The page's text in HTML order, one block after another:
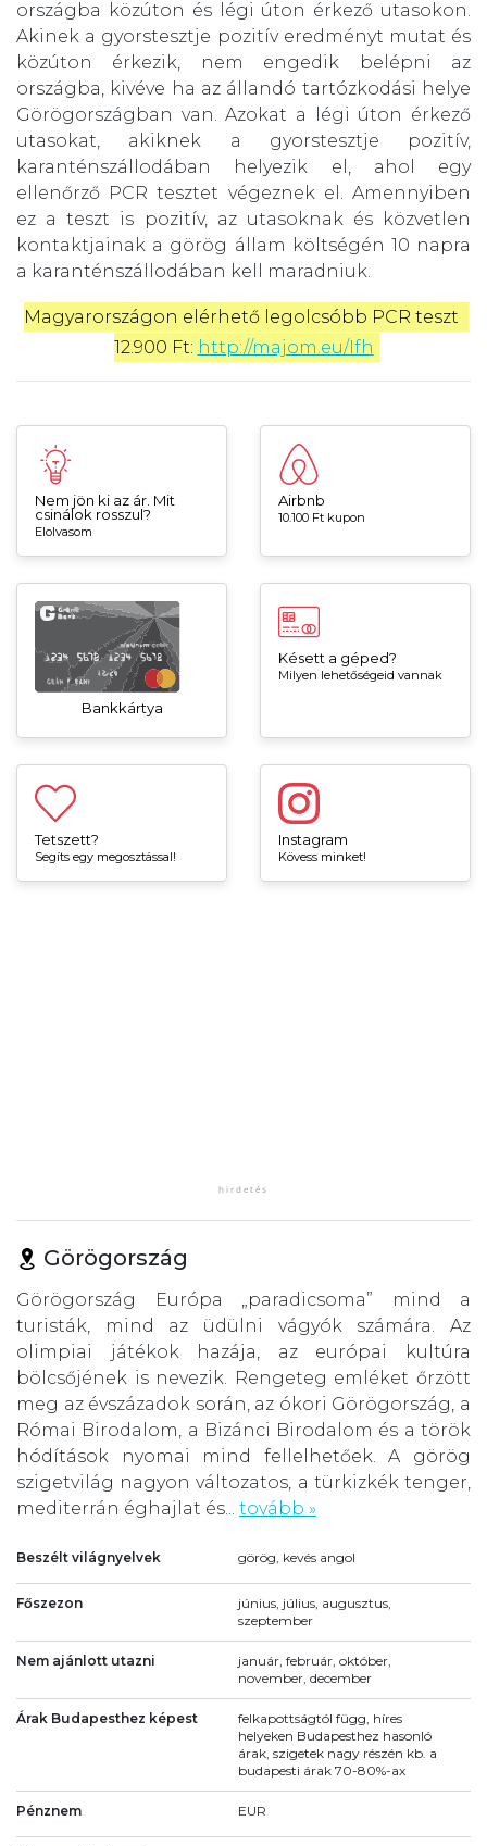
országba közúton és légi úton érkező utasokon.
Akinek a gyorstesztje pozitív eredményt mutat és
közúton érkezik, nem engedik belépni az
országba, kivéve ha az állandó tartózkodási helye
Görögországban van. Azokat a légi úton érkező
utasokat, akiknek a gyorstesztje pozitív,
karanténszállodában helyezik el, ahol egy
ellenőrző PCR tesztet végeznek el. Amennyiben
ez a teszt is pozitív, az utasoknak és közvetlen
kontaktjainak a görög állam költségén 10 napra
a karanténszállodában kell maradniuk.
Magyarországon elérhető legolcsóbb PCR teszt
12.900 Ft: http://majom.eu/Ifh
Nem jön ki az ár. Mit
csinálok rosszul?
Elolvasom
Airbnb
10.100 Ft kupon
Bankkártya
Késett a géped?
Milyen lehetőségeid vannak
Tetszett?
Segíts egy megosztással!
Instagram
Kövess minket!
Görögország
Görögország Európa „paradicsoma” mind a
turisták, mind az üdülni vágyók számára. Az
olimpiai játékok hazája, az európai kultúra
bölcsőjének is nevezik. Rengeteg emléket őrzött
meg az évszázadok során, az ókori Görögország, a
Római Birodalom, a Bizánci Birodalom és a török
hódítások nyomai mind fellelhetőek. A görög
szigetvilág nagyon változatos, a türkizkék tenger,
mediterrán éghajlat és... tovább »
Beszélt világnyelvek görög, kevés angol
Főszezon
június, július, augusztus,
szeptember
Nem ajánlott utazni
január, február, október,
november, december
Árak Budapesthez képest
felkapottságtól függ, híres
helyeken Budapesthez hasonló
árak, szigetek nagy részén kb. a
budapesti árak 70-80%-ax
Pénznem EUR